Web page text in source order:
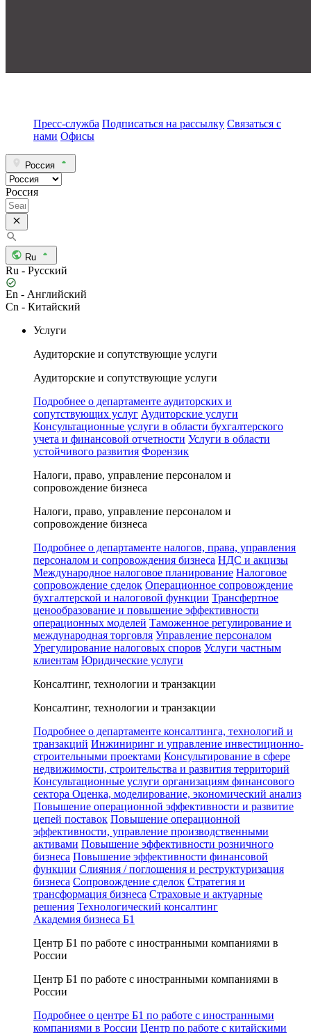
Пресс-служба Подписаться на рассылку Связаться с
нами Офисы
Россия
Россия
Ru
Ru - Русский
En - Английский
Cn - Китайский
Услуги
Аудиторские и сопутствующие услуги
Аудиторские и сопутствующие услуги
Подробнее о департаменте аудиторских и
сопутствующих услуг Аудиторские услуги
Консультационные услуги в области бухгалтерского
учета и финансовой отчетности Услуги в области
устойчивого развития Форензик
Налоги, право, управление персоналом и
сопровождение бизнеса
Налоги, право, управление персоналом и
сопровождение бизнеса
Подробнее о департаменте налогов, права, управления
персоналом и сопровождения бизнеса НДС и акцизы
Международное налоговое планирование Налоговое
сопровождение сделок Операционное сопровождение
бухгалтерской и налоговой функции Трансфертное
ценообразование и повышение эффективности
операционных моделей Таможенное регулирование и
международная торговля Управление персоналом
Урегулирование налоговых споров Услуги частным
клиентам Юридические услуги
Консалтинг, технологии и транзакции
Консалтинг, технологии и транзакции
Подробнее о департаменте консалтинга, технологий и
транзакций Инжиниринг и управление инвестиционно-
строительными проектами Консультирование в сфере
недвижимости, строительства и развития территорий
Консультационные услуги организациям финансового
сектора Оценка, моделирование, экономический анализ
Повышение операционной эффективности и развитие
цепей поставок Повышение операционной
эффективности, управление производственными
активами Повышение эффективности розничного
бизнеса Повышение эффективности финансовой
функции Слияния / поглощения и реструктуризация
бизнеса Сопровождение сделок Стратегия и
трансформация бизнеса Страховые и актуарные
решения Технологический консалтинг
Академия бизнеса Б1
Центр Б1 по работе с иностранными компаниями в
России
Центр Б1 по работе с иностранными компаниями в
России
Подробнее о центре Б1 по работе с иностранными
компаниями в России Центр по работе с китайскими